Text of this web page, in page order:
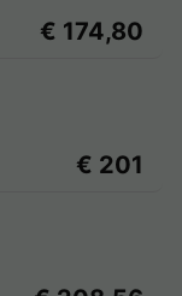
€ 174,80
€ 201